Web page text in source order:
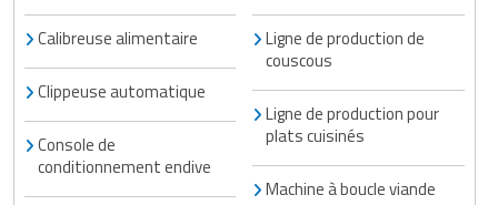
Calibreuse alimentaire
Clippeuse automatique
Console de
conditionnement endive
Ligne de production de
couscous
Ligne de production pour
plats cuisinés
Machine à boucle viande